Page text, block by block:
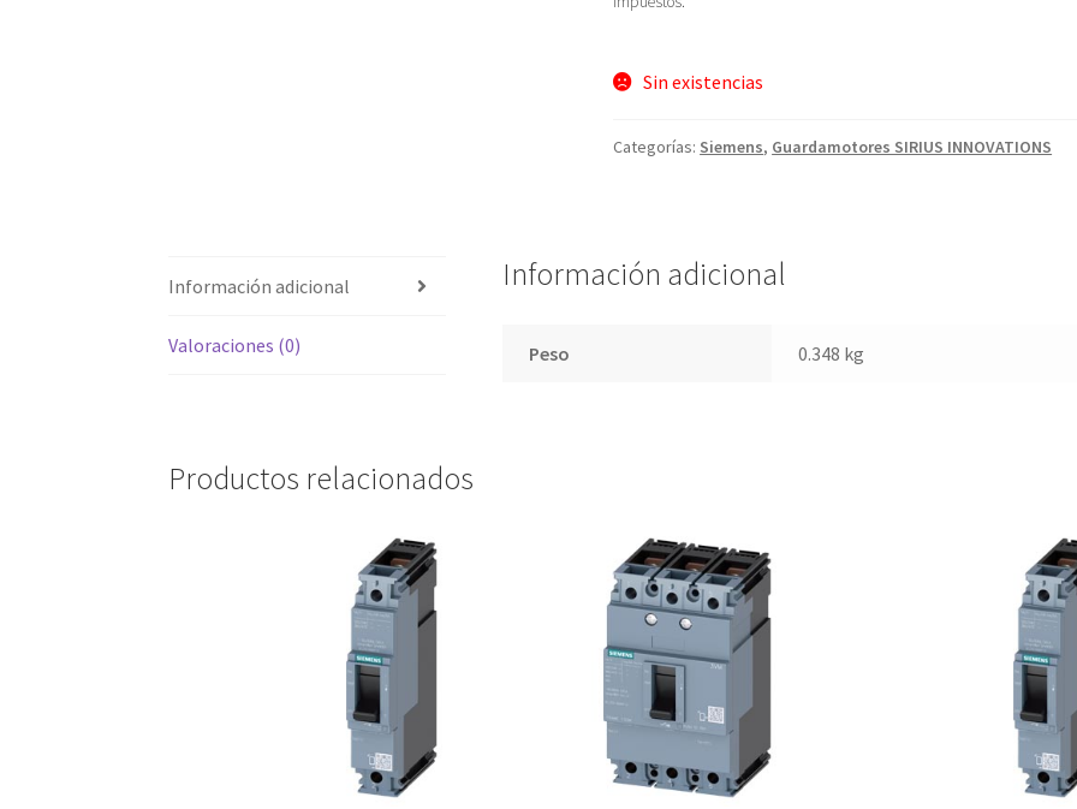
Sin existencias
Categorías: Siemens, Guardamotores SIRIUS INNOVATIONS
Información adicional
Valoraciones (0)
Información adicional
Peso 0.348 kg
Productos relacionados